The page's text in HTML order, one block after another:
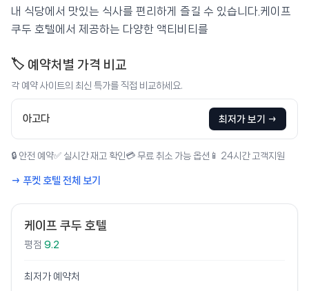
내 식당에서 맛있는 식사를 편리하게 즐길 수 있습니다.케이프
쿠두 호텔에서 제공하는 다양한 액티비티를
🏷️ 예약처별 가격 비교
각 예약 사이트의 최신 특가를 직접 비교하세요.
아고다 최저가 보기 →
🔒 안전 예약✅ 실시간 재고 확인 💳 무료 취소 가능 옵션 📱 24시간 고객지원
→ 푸켓 호텔 전체 보기
케이프 쿠두 호텔
평점 9.2
최저가 예약처